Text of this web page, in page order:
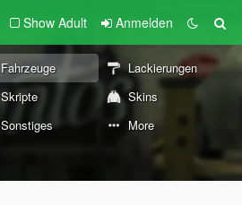
Show Adult Anmelden
Fahrzeuge
Lackierungen
Skripte
Skins
Sonstiges More